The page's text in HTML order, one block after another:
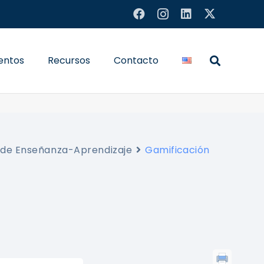
Recursos Contacto
Enseñanza-Aprendizaje Gamificación